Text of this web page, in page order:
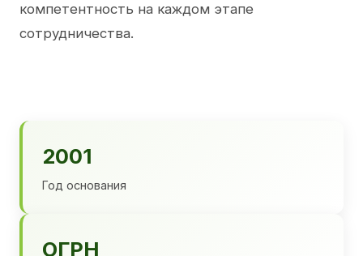
компетентность на каждом этапе
сотрудничества.
2001
Год основания
ОГРН